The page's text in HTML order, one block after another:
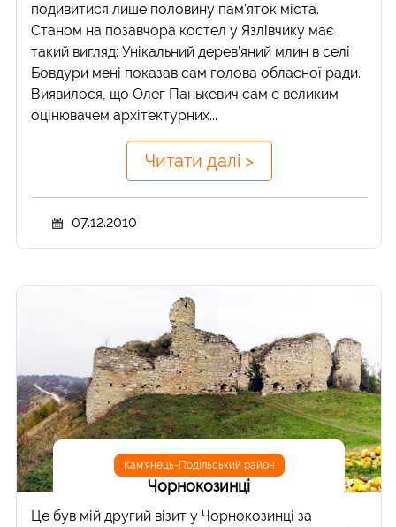
подивитися лише половину пам’яток міста.
Станом на позавчора костел у Язлівчику має
такий вигляд: Унікальний дерев’яний млин в селі
Бовдури мені показав сам голова обласної ради.
Виявилося, що Олег Панькевич сам є великим
оцінювачем архітектурних...
Читати далі >
07.12.2010
Кам'янець-Подільський район
Чорнокозинці
Це був мій другий візит у Чорнокозинці за